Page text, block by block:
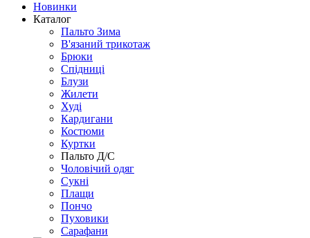
Новинки
Каталог
Пальто Зима
В'язаний трикотаж
Брюки
Спідниці
Блузи
Жилети
Худі
Кардигани
Костюми
Куртки
Пальто Д/С
Чоловічий одяг
Сукні
Плащи
Пончо
Пуховики
Сарафани
XLSX